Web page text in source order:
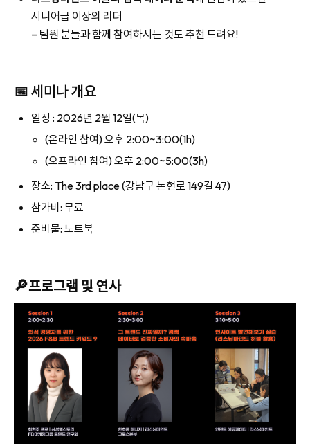
시니어급 이상의 리더
– 팀원 분들과 함께 참여하시는 것도 추천 드려요!
📅 세미나 개요
일정 : 2026년 2월 12일(목)
(온라인 참여) 오후 2:00~3:00(1h)
(오프라인 참여) 오후 2:00~5:00(3h)
장소: The 3rd place (강남구 논현로 149길 47)
참가비: 무료
준비물: 노트북
🔎프로그램 및 연사